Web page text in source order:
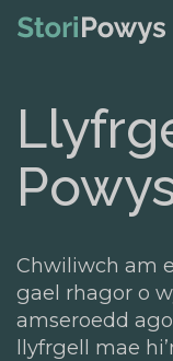
Chwiliwch am
gael rhagor o
amseroedd
llyfrgell mae